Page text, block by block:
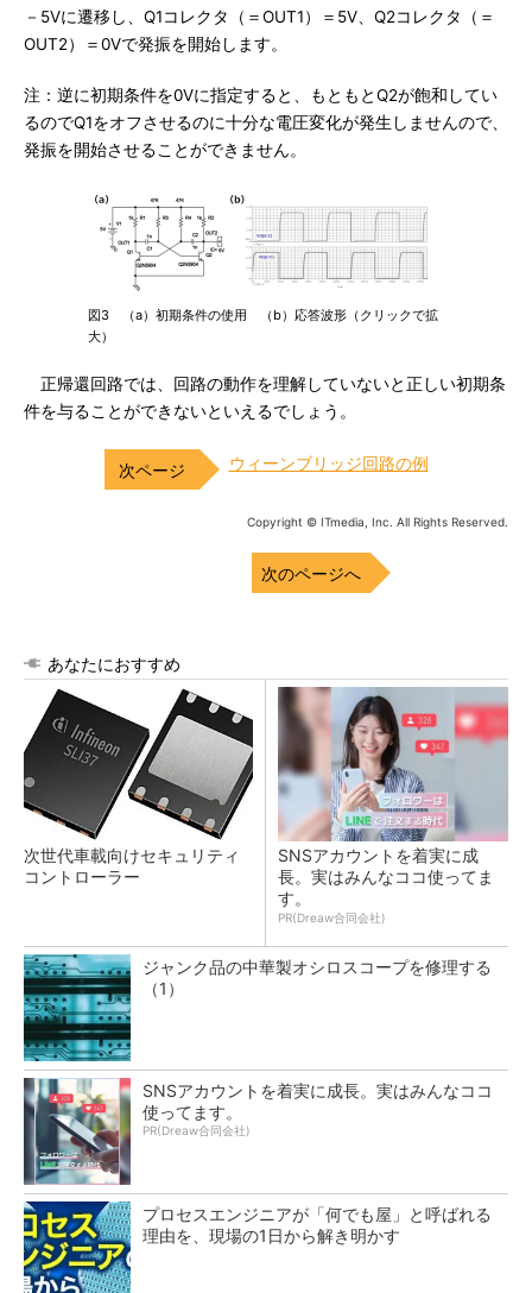
－5Vに遷移し、Q1コレクタ（＝OUT1）＝5V、Q2コレクタ（＝
OUT2）＝0Vで発振を開始します。
注：逆に初期条件を0Vに指定すると、もともとQ2が飽和してい
るのでQ1をオフさせるのに十分な電圧変化が発生しませんので、
発振を開始させることができません。
図3 （a）初期条件の使用 （b）応答波形（クリックで拡
大）
正帰還回路では、回路の動作を理解していないと正しい初期条
件を与ることができないといえるでしょう。
ウィーンブリッジ回路の例
Copyright © ITmedia, Inc. All Rights Reserved.
次のページへ
あなたにおすすめ
次世代車載向けセキュリティ
コントローラー
SNSアカウントを着実に成
長。実はみんなココ使ってま
す。
PR(Dreaw合同会社)
ジャンク品の中華製オシロスコープを修理する
（1）
SNSアカウントを着実に成長。実はみんなココ
使ってます。
PR(Dreaw合同会社)
プロセスエンジニアが「何でも屋」と呼ばれる
理由を、現場の1日から解き明かす